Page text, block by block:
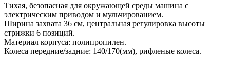
Тихая, безопасная для окружающей среды машина с
электрическим приводом и мульчированием.
Ширина захвата 36 см, центральная регулировка высоты
стрижки 6 позиций.
Материал корпуса: полипропилен.
Колеса передние/задние: 140/170(мм), рифленые колеса.